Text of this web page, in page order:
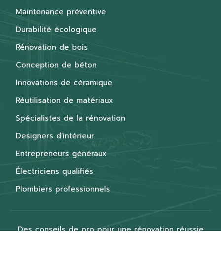
Maintenance préventive
Durabilité écologique
Rénovation de bois
Conception de béton
Innovations de céramique
Réutilisation de matériaux
Spécialistes de la rénovation
Designers d'intérieur
Entrepreneurs généraux
Électriciens qualifiés
Plombiers professionnels
Des conseils de pro pour une rénovation réussie